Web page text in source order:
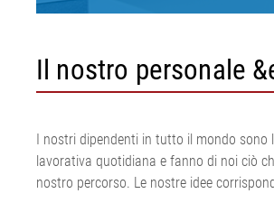
trasportatori
per la carta
Tenditori per feltri e tele per
Visualizza tutto
fogli di plastica
Il nostro personale
I nostri dipendenti in tutto il mondo sono
lavorativa quotidiana e fanno di noi ciò
nostro percorso. Le nostre idee